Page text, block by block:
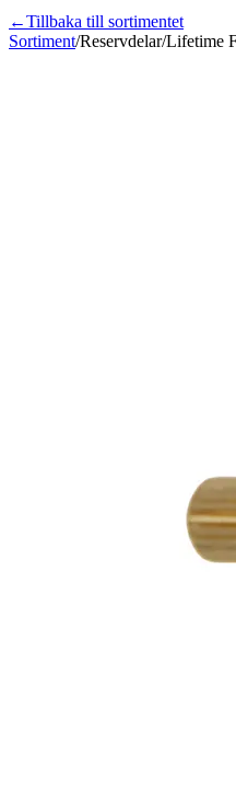
←Tillbaka till sortimentet
Sortiment/Reservdelar/Lifetime